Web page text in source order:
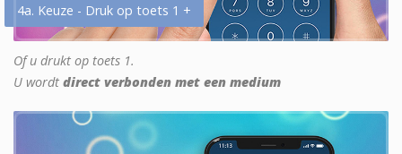
4a. Keuze - Druk op toets 1 +
Of u drukt op toets 1.
U wordt direct verbonden met een medium